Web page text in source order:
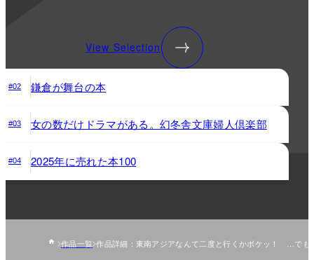
View Selection
#02 鎌倉が舞台の本
#03 女の数だけドラマがある。幻冬舎文庫婦人倶楽部
#04 2025年に売れた本100
作品一覧 作品詳細：東南アジアなんて二度と行くかボケッ！ …でも